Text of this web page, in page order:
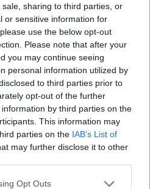
sharing to third parties, or
or sensitive information for
use the below opt-out
Please note that after your
you may continue seeing
personal information utilized by
to third parties prior to
opt-out of the further
by third parties on the
This information may
parties on the IAB’s List of
may further disclose it to other
app uses one or more Google
Opt Outs
Επόμενη
Γνώμη της Πάτρας